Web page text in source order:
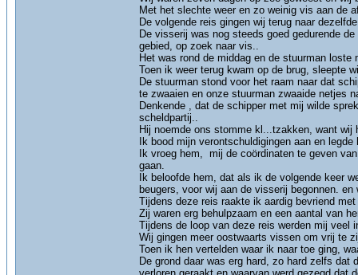
Met het slechte weer en zo weinig vis aan de
De volgende reis gingen wij terug naar
De visserij was nog steeds goed gedurende
gebied, op zoek naar vis..
Het was rond de middag en de stuurman
Toen ik weer terug kwam op de brug, sleepte
De stuurman stond voor het raam naar dat
te zwaaien en onze stuurman zwaaide netjes
Denkende , dat de schipper met mij wilde
scheldpartij..
Hij noemde ons stomme kl...tzakken, want
Ik bood mijn verontschuldigingen aan en
Ik vroeg hem, mij de coördinaten te geven
gaan.
Ik beloofde hem, dat als ik de volgende keer
beugers, voor wij aan de visserij begonnen.
Tijdens deze reis raakte ik aardig bevriend
Zij waren erg behulpzaam en een aantal van
Tijdens de loop van deze reis werden mij veel
Wij gingen meer oostwaarts vissen om vrij te
Toen ik hen vertelden waar ik naar toe ging,
De grond daar was erg hard, zo hard zelfs dat